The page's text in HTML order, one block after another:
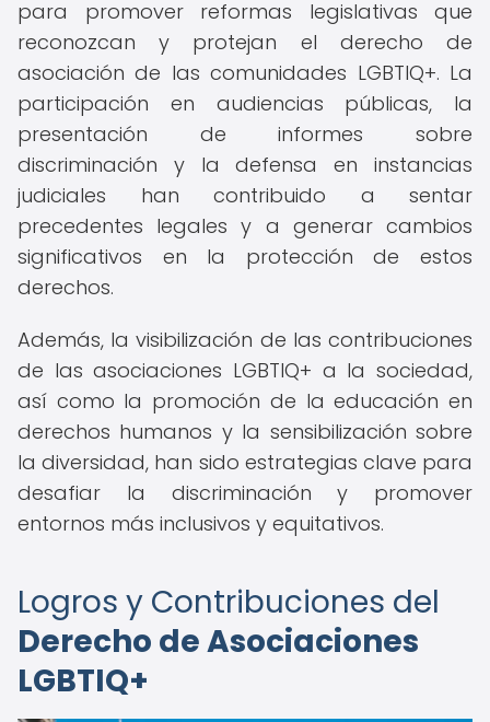
para promover reformas legislativas que
reconozcan y protejan el derecho de
asociación de las comunidades LGBTIQ+. La
participación en audiencias públicas, la
presentación de informes sobre
discriminación y la defensa en instancias
judiciales han contribuido a sentar
precedentes legales y a generar cambios
significativos en la protección de estos
derechos.
Además, la visibilización de las contribuciones
de las asociaciones LGBTIQ+ a la sociedad,
así como la promoción de la educación en
derechos humanos y la sensibilización sobre
la diversidad, han sido estrategias clave para
desafiar la discriminación y promover
entornos más inclusivos y equitativos.
Logros y Contribuciones del
Derecho de Asociaciones
LGBTIQ+